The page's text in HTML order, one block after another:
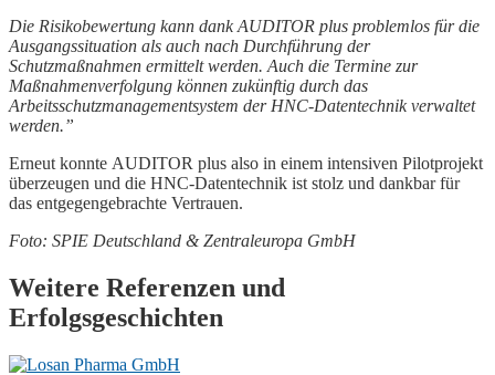
Die Risikobewertung kann dank AUDITOR plus problemlos für die
Ausgangssituation als auch nach Durchführung der
Schutzmaßnahmen ermittelt werden. Auch die Termine zur
Maßnahmenverfolgung können zukünftig durch das
Arbeitsschutzmanagementsystem der HNC-Datentechnik verwaltet
werden.”
Erneut konnte AUDITOR plus also in einem intensiven Pilotprojekt
überzeugen und die HNC-Datentechnik ist stolz und dankbar für
das entgegengebrachte Vertrauen.
Foto: SPIE Deutschland & Zentraleuropa GmbH
Weitere Referenzen und
Erfolgsgeschichten